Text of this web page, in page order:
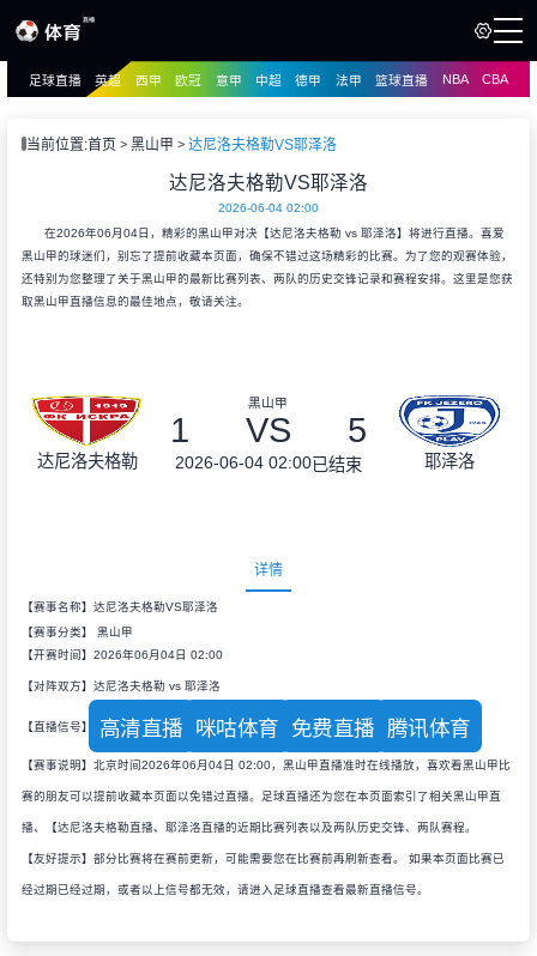
播
足球直播 英超 西甲 欧冠 意甲 中超 德甲 法甲 篮球直播 NBA CBA
当前位置:首页 黑山甲 达尼洛夫格勒VS耶泽洛
达尼洛夫格勒VS耶泽洛
2026-06-04 02:00
在2026年06月04日，精彩的黑山甲对决【达尼洛夫格勒 vs 耶泽洛】将进行直播。喜爱
黑山甲的球迷们，别忘了提前收藏本页面，确保不错过这场精彩的比赛。为了您的观赛体验，
还特别为您整理了关于黑山甲的最新比赛列表、两队的历史交锋记录和赛程安排。这里是您获
取黑山甲直播信息的最佳地点，敬请关注。
达尼洛夫格勒
黑山甲
1 VS 5
2026-06-04 02:00已结束 耶泽洛
详情
【赛事名称】达尼洛夫格勒VS耶泽洛
【赛事分类】 黑山甲
【开赛时间】2026年06月04日 02:00
【对阵双方】达尼洛夫格勒 vs 耶泽洛
【直播信号】 高清直播 咪咕体育 免费直播 腾讯体育
【赛事说明】北京时间2026年06月04日 02:00，黑山甲直播准时在线播放，喜欢看黑山甲比
赛的朋友可以提前收藏本页面以免错过直播。足球直播还为您在本页面索引了相关黑山甲直
播、【达尼洛夫格勒直播、耶泽洛直播的近期比赛列表以及两队历史交锋、两队赛程。
【友好提示】部分比赛将在赛前更新，可能需要您在比赛前再刷新查看。 如果本页面比赛已
经过期已经过期，或者以上信号都无效，请进入足球直播查看最新直播信号。